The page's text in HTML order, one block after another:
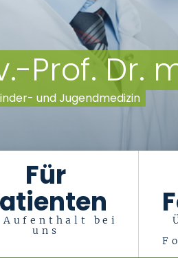
Prof. Dr.
und Jugendmedizin
Für
bei
uns